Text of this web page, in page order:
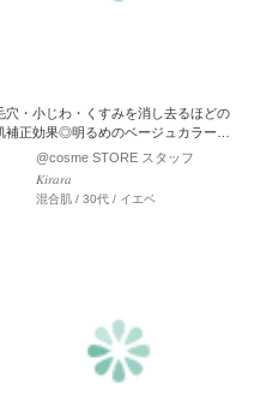
穴・小じわ・くすみを消し去るほどの
補正効果◎明るめのベージュカラー
で、自然なカバー力とトーンU…
@cosme STORE スタッフ
𝐾𝑖𝑟𝑎𝑟𝑎
混合肌 / 30代 / イエベ